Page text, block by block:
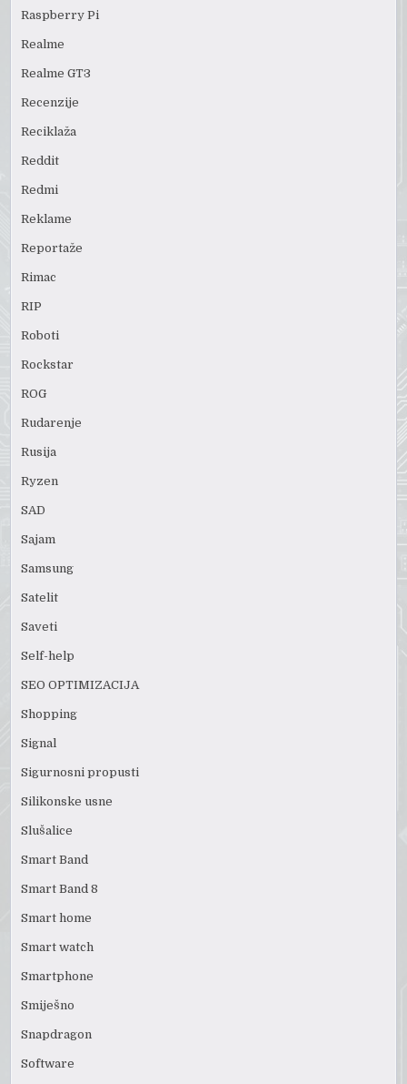
Raspberry Pi
Realme
Realme GT3
Recenzije
Reciklaža
Reddit
Redmi
Reklame
Reportaže
Rimac
RIP
Roboti
Rockstar
ROG
Rudarenje
Rusija
Ryzen
SAD
Sajam
Samsung
Satelit
Saveti
Self-help
SEO OPTIMIZACIJA
Shopping
Signal
Sigurnosni propusti
Silikonske usne
Slušalice
Smart Band
Smart Band 8
Smart home
Smart watch
Smartphone
Smiješno
Snapdragon
Software